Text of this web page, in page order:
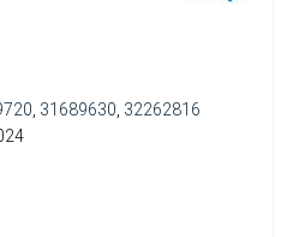
31689630 32262816